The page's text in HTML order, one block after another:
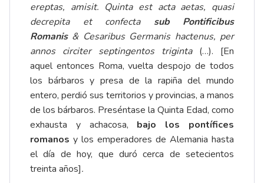
ereptas, amisit. Quinta est acta aetas, quasi
decrepita et confecta sub Pontificibus
Romanis & Cesaribus Germanis hactenus, per
annos circiter septingentos triginta (…). [En
aquel entonces Roma, vuelta despojo de todos
los bárbaros y presa de la rapiña del mundo
entero, perdió sus territorios y provincias, a manos
de los bárbaros. Preséntase la Quinta Edad, como
exhausta y achacosa, bajo los pontífices
romanos y los emperadores de Alemania hasta
el día de hoy, que duró cerca de setecientos
treinta años].